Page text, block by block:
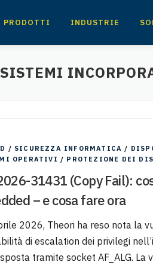
PRODOTTI INDUSTRIE
SISTEMI
/ SICUREZZA INFORMATICA /
OPERATIVI / PROTEZIONE DEI
31431 (Copy Fail):
– e cosa fare ora
2026, Theori ha reso nota la
di escalation dei privilegi
tramite socket AF_ALG.